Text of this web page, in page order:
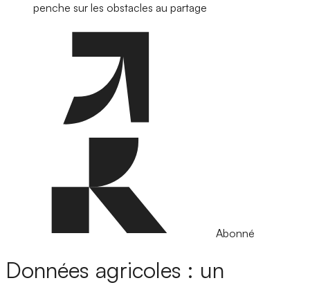
penche sur les obstacles au partage
Abonné
Données agricoles : un